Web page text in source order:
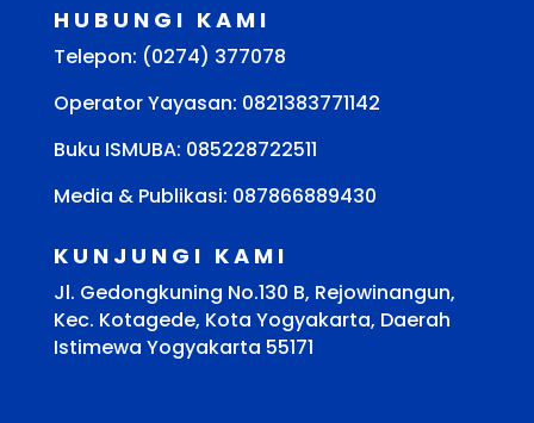
HUBUNGI KAMI
Telepon: (0274) 377078
Operator Yayasan: 0821383771142
Buku ISMUBA: 085228722511
Media & Publikasi: 087866889430
KUNJUNGI KAMI
Jl. Gedongkuning No.130 B, Rejowinangun,
Kec. Kotagede, Kota Yogyakarta, Daerah
Istimewa Yogyakarta 55171